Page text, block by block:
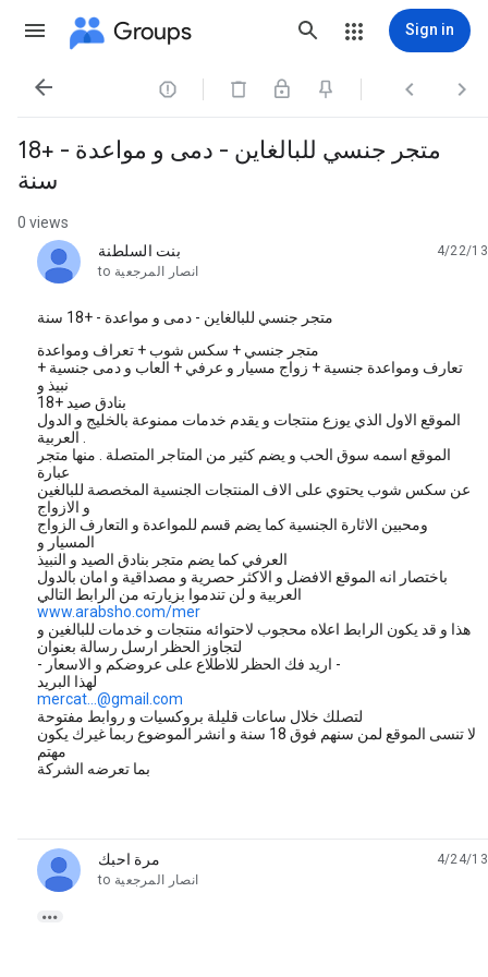
Groups Sign in
   
متجر جنسي للبالغاين - دمى و مواعدة - +18
سنة
0 views
بنت السلطنة
unread,
4/22/13
to انصار المرجعية
متجر جنسي للبالغاين - دمى و مواعدة - +18 سنة
متجر جنسي + سكس شوب + تعراف ومواعدة
تعارف ومواعدة جنسية + زواج مسيار و عرفي + العاب و دمى جنسية +
نبيذ و
بنادق صيد +18
الموقع الاول الذي يوزع منتجات و يقدم خدمات ممنوعة بالخليج و الدول
الموقع اسمه سوق الحب و يضم كثير من المتاجر المتصلة . منها متجر
عبارة
عن سكس شوب يحتوي على الاف المنتجات الجنسية المخصصة للبالغين
و الازواج
ومحبين الاثارة الجنسية كما يضم قسم للمواعدة و التعارف الزواج
المسيار و
العرفي كما يضم متجر بنادق الصيد و النبيذ
باختصار انه الموقع الافضل و الاكثر حصرية و مصداقية و امان بالدول
العربية و لن تندموا بزيارته من الرابط التالي
www.arabsho.com/mer
هذا و قد يكون الرابط اعلاه محجوب لاحتوائه منتجات و خدمات للبالغين و
لتجاوز الحظر ارسل رسالة بعنوان
- اريد فك الحظر للاطلاع على عروضكم و الاسعار -
لهذا البريد
mercat...@gmail.com
لتصلك خلال ساعات قليلة بروكسيات و روابط مفتوحة
لا تنسى الموقع لمن سنهم فوق 18 سنة و انشر الموضوع ربما غيرك يكون
مهتم
بما تعرضه الشركة
مرة احبك
unread,
4/24/13
to انصار المرجعية
